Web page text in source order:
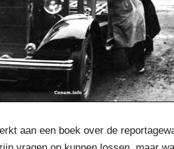
aan een boek over de